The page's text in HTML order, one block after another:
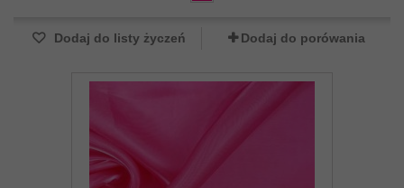
Dodaj do listy życzeń Dodaj do porówania